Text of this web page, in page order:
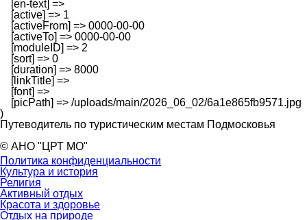
    [en-text] =>
    [active] => 1
    [activeFrom] => 0000-00-00
    [activeTo] => 0000-00-00
    [moduleID] => 2
    [sort] => 0
    [duration] => 8000
    [linkTitle] =>
    [font] =>
    [picPath] => /uploads/main/2026_06_02/6a1e865fb9571.jpg
Путеводитель по туристическим местам Подмосковья
© АНО "ЦРТ МО"
Политика конфиденциальности
Культура и история
Религия
Активный отдых
Красота и здоровье
Отдых на природе